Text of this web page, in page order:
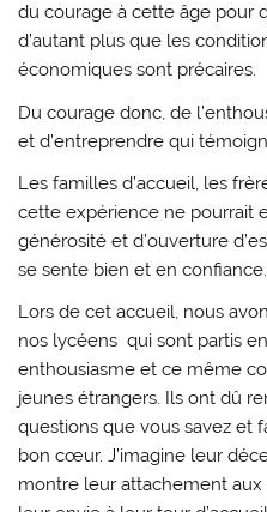
du courage à cette âge pour
d’autant plus que les
économiques sont précaires.
Du courage donc, de
et d’entreprendre qui
Les familles d’accueil, les
cette expérience ne pourrait
générosité et d’ouverture
se sente bien et en
Lors de cet accueil, nous
nos lycéens qui sont partis
enthousiasme et ce même
jeunes étrangers. Ils ont dû
questions que vous savez et
bon cœur. J’imagine leur
montre leur attachement aux